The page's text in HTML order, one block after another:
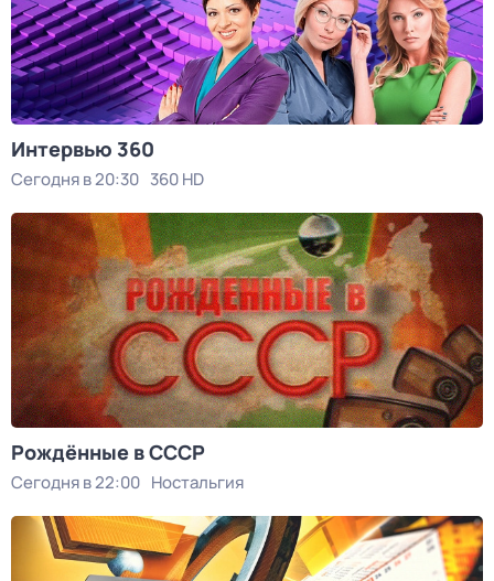
Интервью 360
Сегодня в 20:30 360 HD
Рождённые в СССР
Сегодня в 22:00 Ностальгия